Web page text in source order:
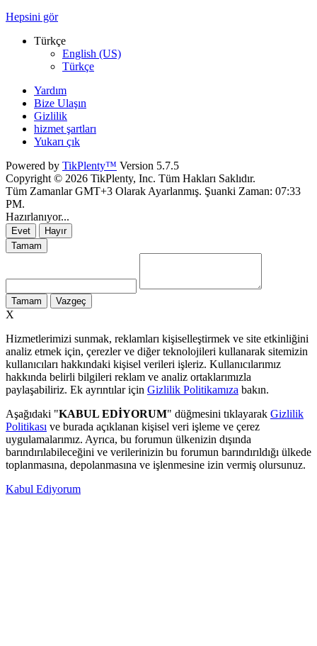
Hepsini gör
Türkçe
English (US)
Türkçe
Yardım
Bize Ulaşın
Gizlilik
hizmet şartları
Yukarı çık
Powered by TikPlenty™ Version 5.7.5
Copyright © 2026 TikPlenty, Inc. Tüm Hakları Saklıdır.
Tüm Zamanlar GMT+3 Olarak Ayarlanmış. Şuanki Zaman: 07:33
PM.
Hazırlanıyor...
Evet
Hayır
Tamam
Tamam Vazgeç
X
Hizmetlerimizi sunmak, reklamları kişiselleştirmek ve site etkinliğini
analiz etmek için, çerezler ve diğer teknolojileri kullanarak sitemizin
kullanıcıları hakkındaki kişisel verileri işleriz. Kullanıcılarımız
hakkında belirli bilgileri reklam ve analiz ortaklarımızla
paylaşabiliriz. Ek ayrıntılar için Gizlilik Politikamıza bakın.
Aşağıdaki "KABUL EDİYORUM" düğmesini tıklayarak Gizlilik
Politikası ve burada açıklanan kişisel veri işleme ve çerez
uygulamalarımız. Ayrıca, bu forumun ülkenizin dışında
barındırılabileceğini ve verilerinizin bu forumun barındırıldığı ülkede
toplanmasına, depolanmasına ve işlenmesine izin vermiş olursunuz.
Kabul Ediyorum